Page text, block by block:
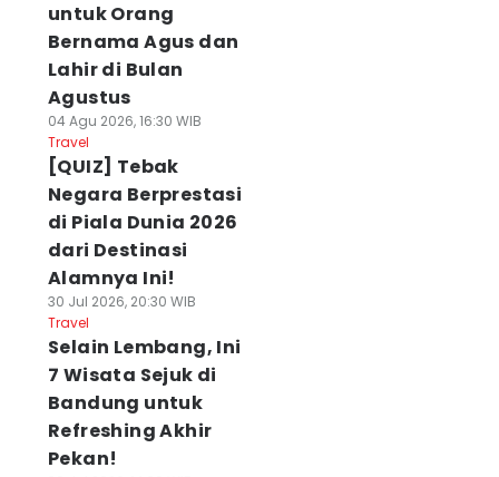
untuk Orang
Bernama Agus dan
Lahir di Bulan
Agustus
04 Agu 2026, 16:30 WIB
Travel
[QUIZ] Tebak
Negara Berprestasi
di Piala Dunia 2026
dari Destinasi
Alamnya Ini!
30 Jul 2026, 20:30 WIB
Travel
Selain Lembang, Ini
7 Wisata Sejuk di
Bandung untuk
Refreshing Akhir
Pekan!